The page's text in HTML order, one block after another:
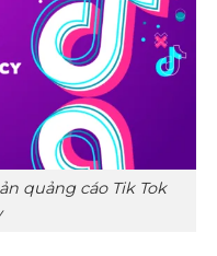
quảng cáo Tik Tok